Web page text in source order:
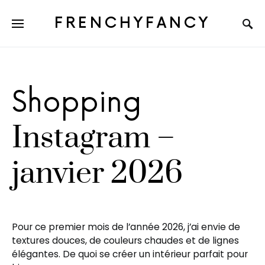
FRENCHYFANCY
Shopping
Instagram –
janvier 2026
Pour ce premier mois de l’année 2026, j’ai envie de
textures douces, de couleurs chaudes et de lignes
élégantes. De quoi se créer un intérieur parfait pour